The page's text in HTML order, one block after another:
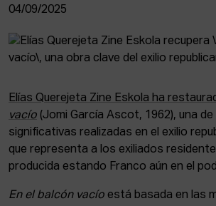
04/09/2025
Elías Querejeta Zine Eskola ha
vacío (Jomi García Ascot, 1962), una
significativas realizadas en el exilio
que representa a los exiliados
producida estando Franco aún en el
En el balcón vacío está basada en las